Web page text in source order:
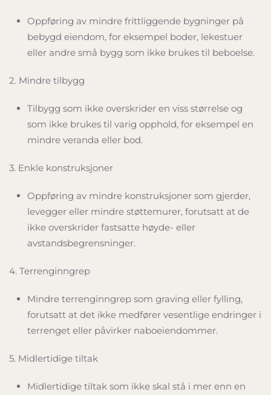
Oppføring av mindre frittliggende bygninger på
bebygd eiendom, for eksempel boder, lekestuer
eller andre små bygg som ikke brukes til beboelse.
2. Mindre tilbygg
Tilbygg som ikke overskrider en viss størrelse og
som ikke brukes til varig opphold, for eksempel en
mindre veranda eller bod.
3. Enkle konstruksjoner
Oppføring av mindre konstruksjoner som gjerder,
levegger eller mindre støttemurer, forutsatt at de
ikke overskrider fastsatte høyde- eller
avstandsbegrensninger.
4. Terrenginngrep
Mindre terrenginngrep som graving eller fylling,
forutsatt at det ikke medfører vesentlige endringer i
terrenget eller påvirker naboeiendommer.
5. Midlertidige tiltak
Midlertidige tiltak som ikke skal stå i mer enn en